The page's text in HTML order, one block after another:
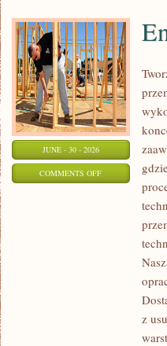
JUNE - 30 - 2026
COMMENTS OFFON
ENERGETYKA
z